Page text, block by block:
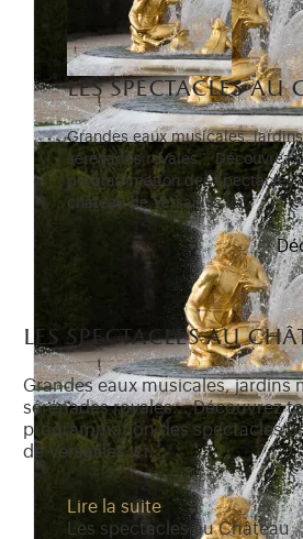
les spectacles au
Grandes eaux musicales,
sérénades royales... Découvrez
programmation des spectacles
château de Versailles ici.
les spectacles au
Grandes eaux musicales, jardins
sérénades royales... Découvrez
programmation des spectacles
de Versailles ici.
Lire la suite
Les spectacles au Château